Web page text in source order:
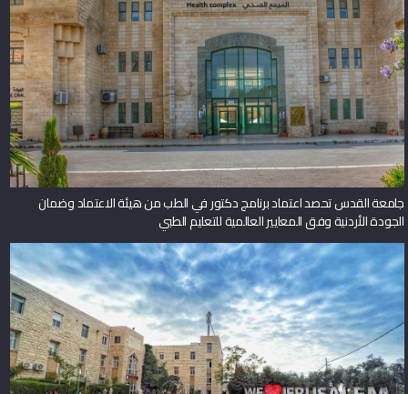
جامعة القدس تحصد اعتماد برنامج دكتور في الطب من هيئة الاعتماد وضمان
الجودة الأردنية وفق المعايير العالمية للتعليم الطبي